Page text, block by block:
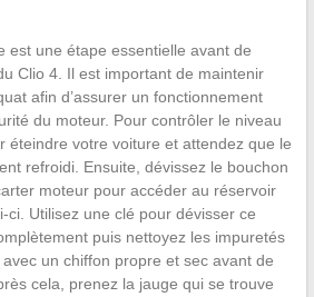
est une étape essentielle avant de
Clio 4. Il est important de maintenir
afin d’assurer un fonctionnement
du moteur. Pour contrôler le niveau
éteindre votre voiture et attendez que le
refroidi. Ensuite, dévissez le bouchon
moteur pour accéder au réservoir
ci. Utilisez une clé pour dévisser ce
puis nettoyez les impuretés
un chiffon propre et sec avant de
cela, prenez la jauge qui se trouve